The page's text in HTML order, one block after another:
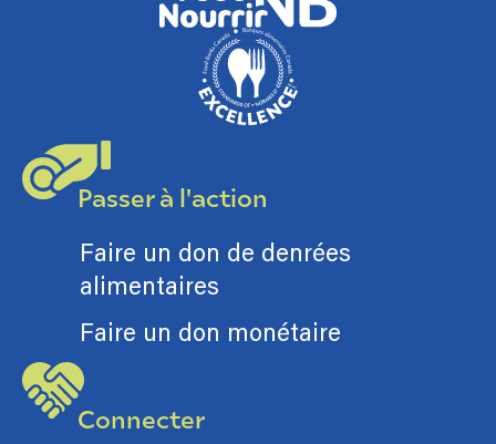
Passer à l'action
Faire un don de denrées
alimentaires
Faire un don monétaire
Connecter